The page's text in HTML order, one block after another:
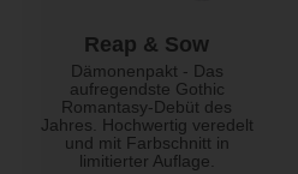
Reap & Sow
Dämonenpakt - Das
aufregendste Gothic
Romantasy-Debüt des
Jahres. Hochwertig veredelt
und mit Farbschnitt in
limitierter Auflage.